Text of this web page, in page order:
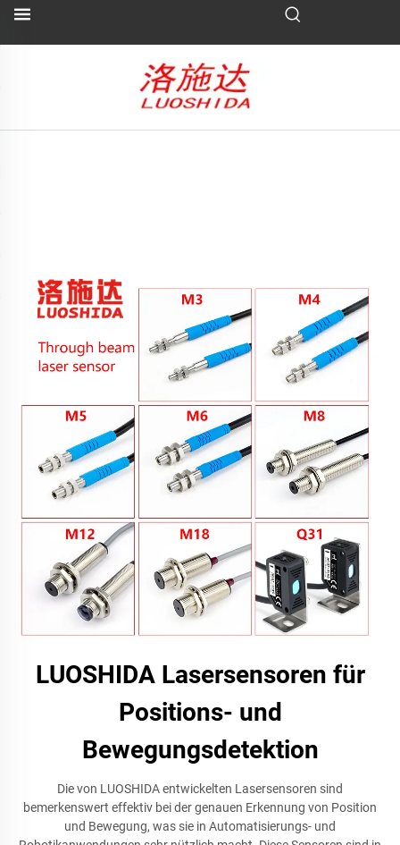
LUOSHIDA Lasersensoren für
Positions- und
Bewegungsdetektion
Die von LUOSHIDA entwickelten Lasersensoren sind
bemerkenswert effektiv bei der genauen Erkennung von Position
und Bewegung, was sie in Automatisierungs- und